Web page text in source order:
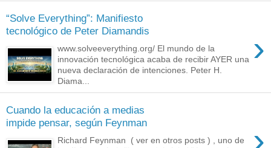
“Solve Everything”: Manifiesto
tecnológico de Peter Diamandis
›
www.solveeverything.org/ El mundo de la
innovación tecnológica acaba de recibir AYER una
nueva declaración de intenciones. Peter H.
Diama...
Cuando la educación a medias
impide pensar, según Feynman
Richard Feynman ( ver en otros posts ) , uno de